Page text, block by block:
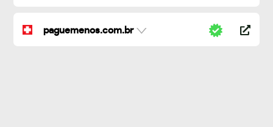
paguemenos.com.br